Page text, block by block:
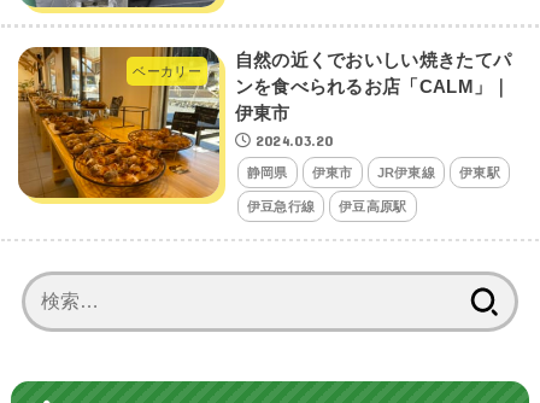
ベーカリー
自然の近くでおいしい焼きたてパ
ンを食べられるお店「CALM」｜
伊東市
2024.03.20
静岡県 伊東市 JR伊東線 伊東駅
伊豆急行線 伊豆高原駅
索: